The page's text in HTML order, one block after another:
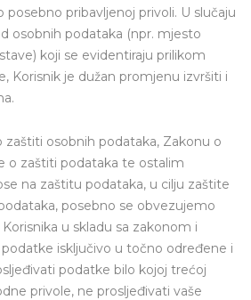
posebno pribavljenoj privoli. U slučaju
osobnih podataka (npr. mjesto
koji se evidentiraju prilikom
Korisnik je dužan promjenu izvršiti i
zaštiti osobnih podataka, Zakonu o
o zaštiti podataka te ostalim
na zaštitu podataka, u cilju zaštite
posebno se obvezujemo
u skladu sa zakonom i
isključivo u točno određene i
podatke bilo kojoj trećoj
privole, ne prosljeđivati vaše